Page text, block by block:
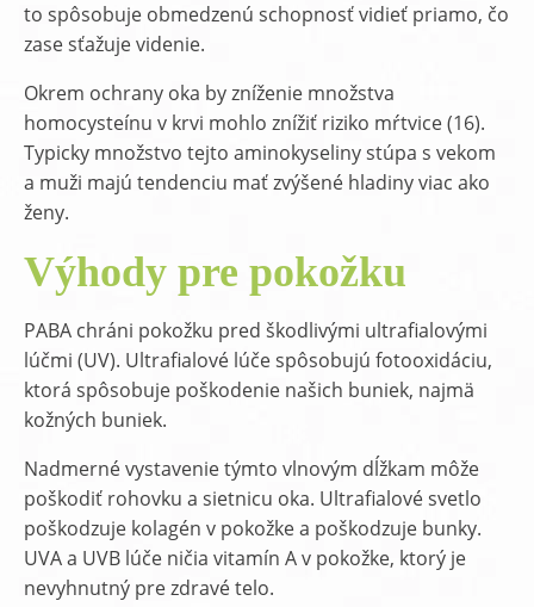
to spôsobuje obmedzenú schopnosť vidieť priamo, čo
zase sťažuje videnie.
Okrem ochrany oka by zníženie množstva
homocysteínu v krvi mohlo znížiť riziko mŕtvice (16).
Typicky množstvo tejto aminokyseliny stúpa s vekom
a muži majú tendenciu mať zvýšené hladiny viac ako
ženy.
Výhody pre pokožku
PABA chráni pokožku pred škodlivými ultrafialovými
lúčmi (UV). Ultrafialové lúče spôsobujú fotooxidáciu,
ktorá spôsobuje poškodenie našich buniek, najmä
kožných buniek.
Nadmerné vystavenie týmto vlnovým dĺžkam môže
poškodiť rohovku a sietnicu oka. Ultrafialové svetlo
poškodzuje kolagén v pokožke a poškodzuje bunky.
UVA a UVB lúče ničia vitamín A v pokožke, ktorý je
nevyhnutný pre zdravé telo.